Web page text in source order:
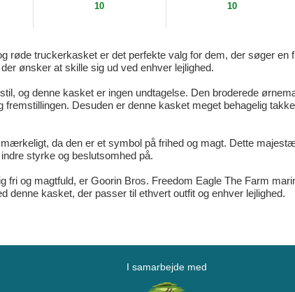
10
10
røde truckerkasket er det perfekte valg for dem, der søger
ønsker at skille sig ud ved enhver lejlighed.
og denne kasket er ingen undtagelse. Den broderede
Desuden er denne kasket meget behagelig
da den er et symbol på frihed og magt. Dette
styrke og beslutsomhed på.
fri og magtfuld, er Goorin Bros. Freedom Eagle The Farm
denne kasket, der passer til ethvert outfit og enhver lejlighed.
I samarbejde med